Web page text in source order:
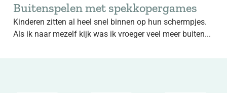
Buitenspelen met spekkopergames
Kinderen zitten al heel snel binnen op hun schermpjes.
Als ik naar mezelf kijk was ik vroeger veel meer buiten...